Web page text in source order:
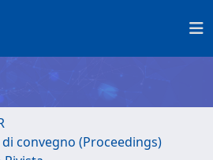
convegno (Proceedings)